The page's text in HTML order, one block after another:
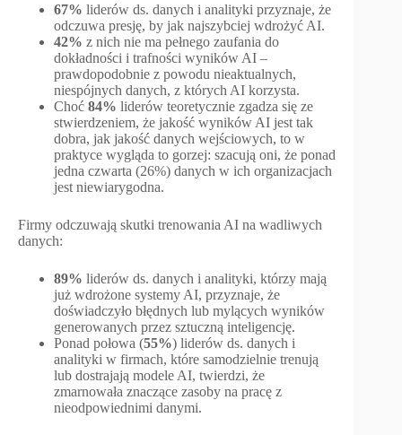
67% liderów ds. danych i analityki przyznaje, że
odczuwa presję, by jak najszybciej wdrożyć AI.
42% z nich nie ma pełnego zaufania do
dokładności i trafności wyników AI –
prawdopodobnie z powodu nieaktualnych,
niespójnych danych, z których AI korzysta.
Choć 84% liderów teoretycznie zgadza się ze
stwierdzeniem, że jakość wyników AI jest tak
dobra, jak jakość danych wejściowych, to w
praktyce wygląda to gorzej: szacują oni, że ponad
jedna czwarta (26%) danych w ich organizacjach
jest niewiarygodna.
Firmy odczuwają skutki trenowania AI na wadliwych
danych:
89% liderów ds. danych i analityki, którzy mają
już wdrożone systemy AI, przyznaje, że
doświadczyło błędnych lub mylących wyników
generowanych przez sztuczną inteligencję.
Ponad połowa (55%) liderów ds. danych i
analityki w firmach, które samodzielnie trenują
lub dostrajają modele AI, twierdzi, że
zmarnowała znaczące zasoby na pracę z
nieodpowiednimi danymi.